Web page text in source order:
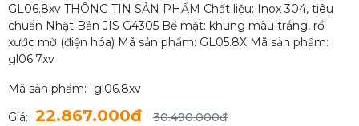
GL06.8xv THÔNG TIN SẢN PHẨM Chất liệu: Inox 304, tiêu
chuẩn Nhật Bản JIS G4305 Bề mặt: khung màu trắng, rổ
xước mờ (điện hóa) Mã sản phẩm: GL05.8X Mã sản phẩm:
gl06.7xv
Mã sản phẩm:
gl06.8xv
Giá: 22.867.000đ
30.490.000đ